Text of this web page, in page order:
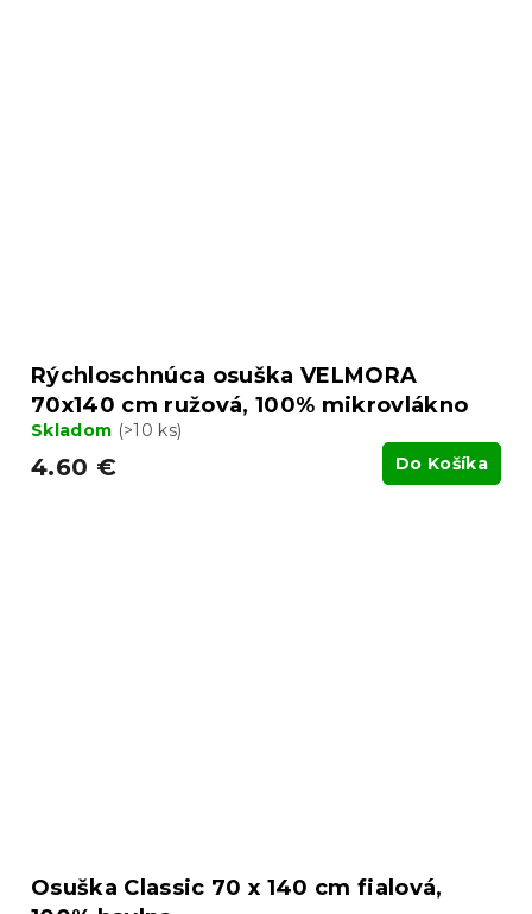
Rýchloschnúca osuška VELMORA
70x140 cm ružová, 100% mikrovlákno
Skladom (>10 ks)
4.60 € Do Košíka
Osuška Classic 70 x 140 cm fialová,